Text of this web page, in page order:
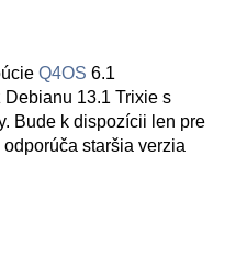
Q4OS 6.1
13.1 Trixie s
Bude k dispozícii len pre
staršia verzia